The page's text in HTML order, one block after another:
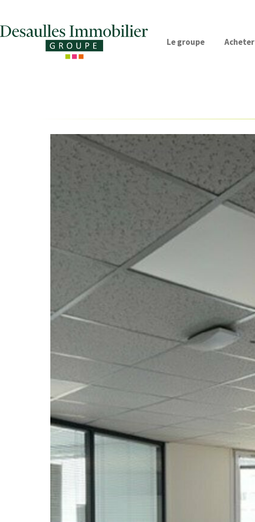
Le groupe Acheter